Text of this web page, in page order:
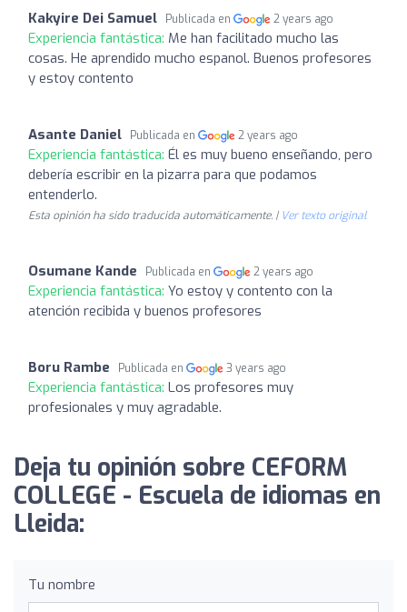
Kakyire Dei Samuel Publicada en 2 years ago
Experiencia fantástica: Me han facilitado mucho las
cosas. He aprendido mucho espanol. Buenos profesores
y estoy contento
Asante Daniel Publicada en 2 years ago
Experiencia fantástica: Él es muy bueno enseñando, pero
debería escribir en la pizarra para que podamos
entenderlo.
Esta opinión ha sido traducida automáticamente. | Ver texto original
Osumane Kande Publicada en 2 years ago
Experiencia fantástica: Yo estoy y contento con la
atención recibida y buenos profesores
Boru Rambe Publicada en 3 years ago
Experiencia fantástica: Los profesores muy
profesionales y muy agradable.
Deja tu opinión sobre CEFORM
COLLEGE - Escuela de idiomas en
Lleida:
Tu nombre